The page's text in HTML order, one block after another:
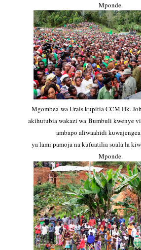
Mponde.
Mgombea wa Urais kupitia CCM Dk.
akihutubia wakazi wa Bumbuli kwenye
ambapo aliwaahidi kuwajengea
ya lami pamoja na kufuatilia suala la
Mponde.